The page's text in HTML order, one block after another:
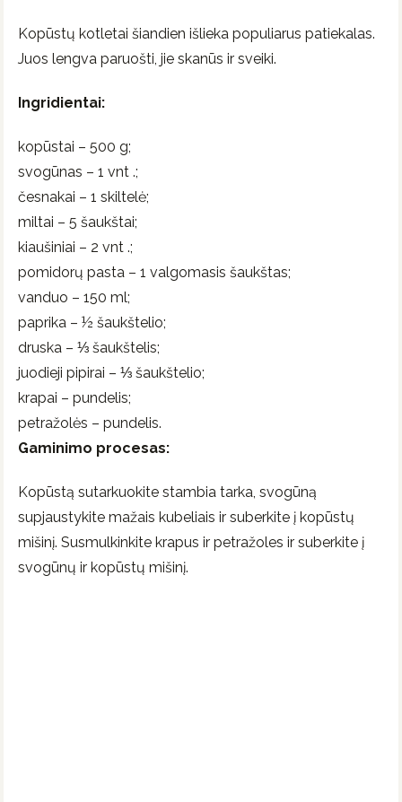
Kopūstų kotletai šiandien išlieka populiarus patiekalas.
Juos lengva paruošti, jie skanūs ir sveiki.
Ingridientai:
kopūstai – 500 g;
svogūnas – 1 vnt .;
česnakai – 1 skiltelė;
miltai – 5 šaukštai;
kiaušiniai – 2 vnt .;
pomidorų pasta – 1 valgomasis šaukštas;
vanduo – 150 ml;
paprika – ½ šaukštelio;
druska – ⅓ šaukštelis;
juodieji pipirai – ⅓ šaukštelio;
krapai – pundelis;
petražolės – pundelis.
Gaminimo procesas:
Kopūstą sutarkuokite stambia tarka, svogūną
supjaustykite mažais kubeliais ir suberkite į kopūstų
mišinį. Susmulkinkite krapus ir petražoles ir suberkite į
svogūnų ir kopūstų mišinį.